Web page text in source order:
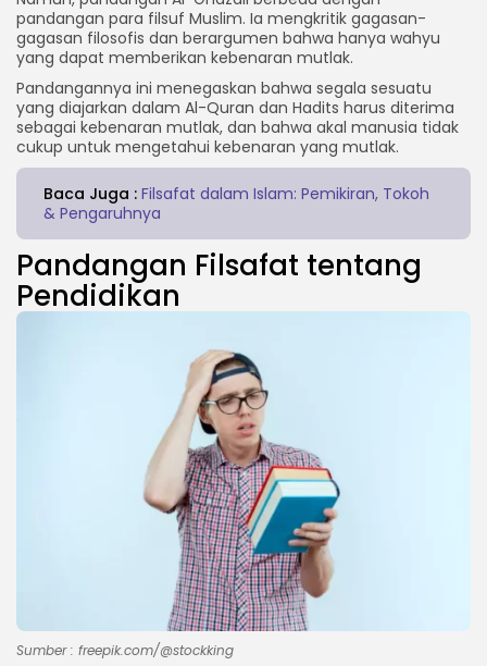
pandangan para filsuf Muslim. Ia mengkritik gagasan-
gagasan filosofis dan berargumen bahwa hanya wahyu
yang dapat memberikan kebenaran mutlak.
Pandangannya ini menegaskan bahwa segala sesuatu
yang diajarkan dalam Al-Quran dan Hadits harus diterima
sebagai kebenaran mutlak, dan bahwa akal manusia tidak
cukup untuk mengetahui kebenaran yang mutlak.
Baca Juga : Filsafat dalam Islam: Pemikiran, Tokoh
& Pengaruhnya
Pandangan Filsafat tentang
Pendidikan
Sumber : freepik.com/@stockking